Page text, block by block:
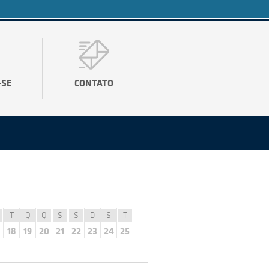
CONTATO
T
18
Q
19
Q
20
S
21
S
22
D
23
S
24
T
25